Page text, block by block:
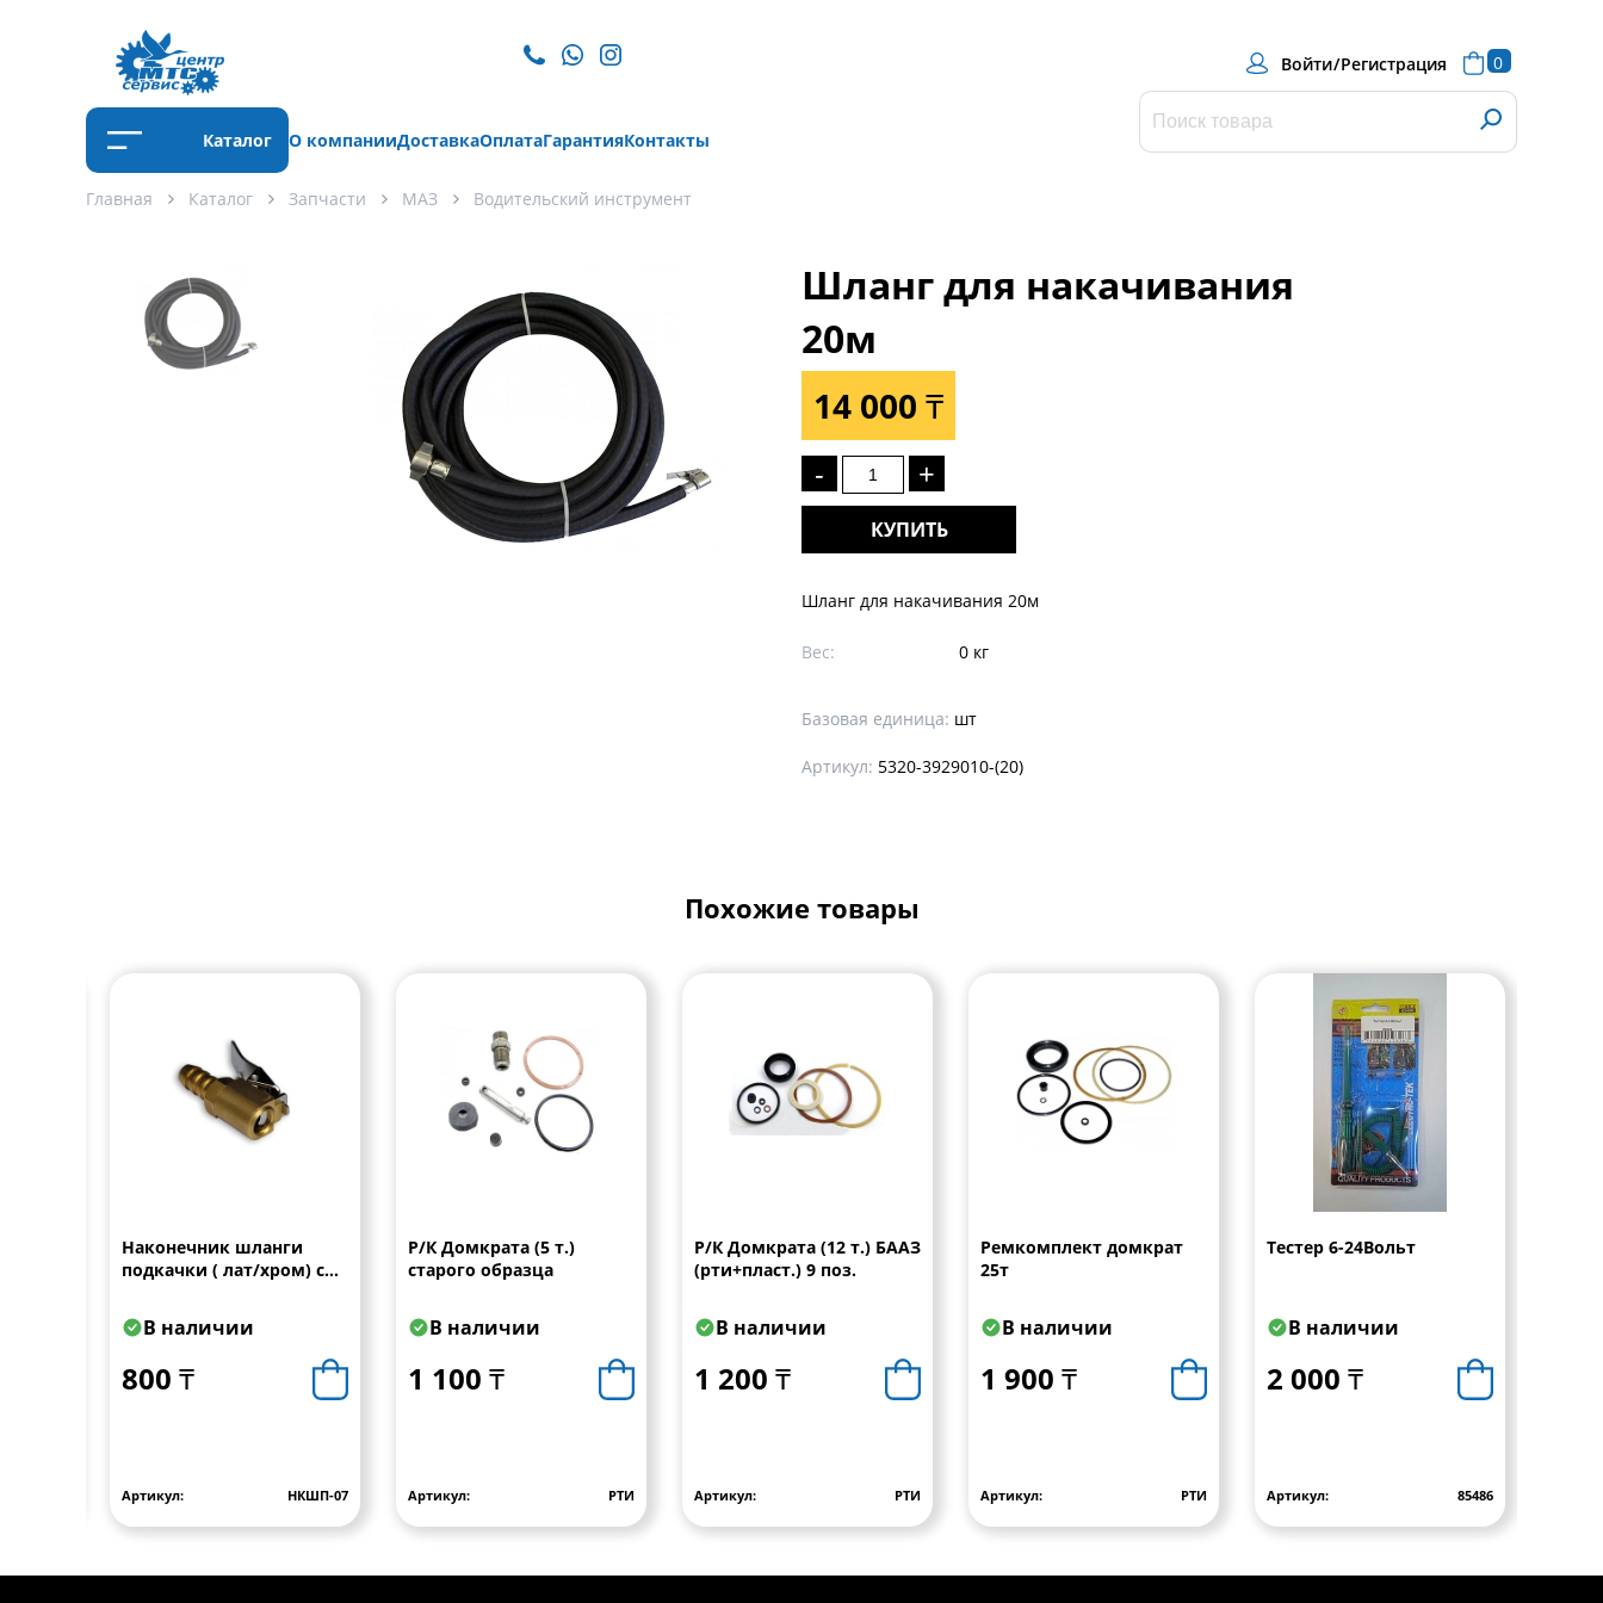
Войти/Регистрация 0
Каталог О компанииДоставкаОплатаГарантияКонтакты
Главная Каталог Запчасти МАЗ Водительский инструмент
Шланг для накачивания
20м
14 000 ₸
- +
КУПИТЬ
Шланг для накачивания 20м
Вес: 0 кг
Базовая единица: шт
Артикул: 5320-3929010-(20)
Похожие товары
Наконечник шланги
подкачки ( лат/хром) с
В наличии
800 ₸
Артикул: НКШП-07
Р/К Домкрата (5 т.)
старого образца
В наличии
1 100 ₸
Артикул: РТИ
Р/К Домкрата (12 т.) БААЗ
(рти+пласт.) 9 поз.
В наличии
1 200 ₸
Артикул: РТИ
Ремкомплект домкрат
25т
В наличии
1 900 ₸
Артикул: РТИ
Тестер 6-24Вольт
В наличии
2 000 ₸
Артикул: 85486